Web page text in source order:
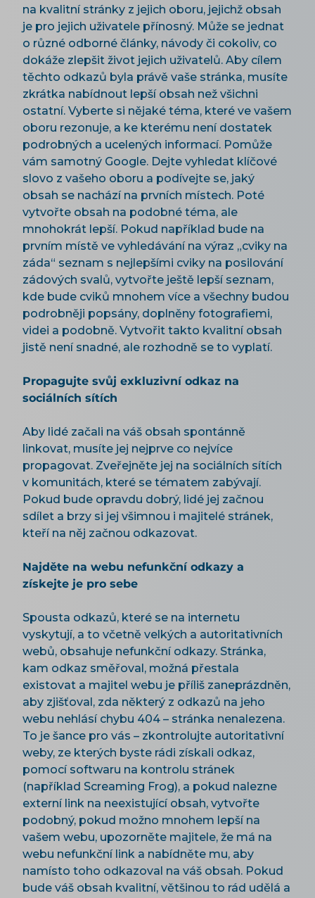
na kvalitní stránky z jejich oboru, jejichž obsah
je pro jejich uživatele přínosný. Může se jednat
o různé odborné články, návody či cokoliv, co
dokáže zlepšit život jejich uživatelů. Aby cílem
těchto odkazů byla právě vaše stránka, musíte
zkrátka nabídnout lepší obsah než všichni
ostatní. Vyberte si nějaké téma, které ve vašem
oboru rezonuje, a ke kterému není dostatek
podrobných a ucelených informací. Pomůže
vám samotný Google. Dejte vyhledat klíčové
slovo z vašeho oboru a podívejte se, jaký
obsah se nachází na prvních místech. Poté
vytvořte obsah na podobné téma, ale
mnohokrát lepší. Pokud například bude na
prvním místě ve vyhledávání na výraz „cviky na
záda“ seznam s nejlepšími cviky na posilování
zádových svalů, vytvořte ještě lepší seznam,
kde bude cviků mnohem více a všechny budou
podrobněji popsány, doplněny fotografiemi,
videi a podobně. Vytvořit takto kvalitní obsah
jistě není snadné, ale rozhodně se to vyplatí.
Propagujte svůj exkluzivní odkaz na
sociálních sítích
Aby lidé začali na váš obsah spontánně
linkovat, musíte jej nejprve co nejvíce
propagovat. Zveřejněte jej na sociálních sítích
v komunitách, které se tématem zabývají.
Pokud bude opravdu dobrý, lidé jej začnou
sdílet a brzy si jej všimnou i majitelé stránek,
kteří na něj začnou odkazovat.
Najděte na webu nefunkční odkazy a
získejte je pro sebe
Spousta odkazů, které se na internetu
vyskytují, a to včetně velkých a autoritativních
webů, obsahuje nefunkční odkazy. Stránka,
kam odkaz směřoval, možná přestala
existovat a majitel webu je příliš zaneprázdněn,
aby zjišťoval, zda některý z odkazů na jeho
webu nehlásí chybu 404 – stránka nenalezena.
To je šance pro vás – zkontrolujte autoritativní
weby, ze kterých byste rádi získali odkaz,
pomocí softwaru na kontrolu stránek
(například Screaming Frog), a pokud nalezne
externí link na neexistující obsah, vytvořte
podobný, pokud možno mnohem lepší na
vašem webu, upozorněte majitele, že má na
webu nefunkční link a nabídněte mu, aby
namísto toho odkazoval na váš obsah. Pokud
bude váš obsah kvalitní, většinou to rád udělá a